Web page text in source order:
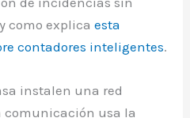
como explicaesta
contadores inteligentes.
instalen una red
comunicación usa la